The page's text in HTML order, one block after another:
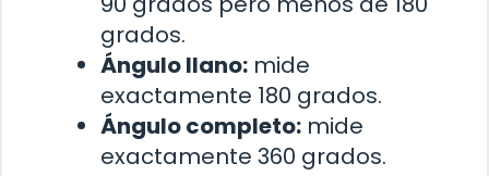
grados.
Ángulo llano: mide
exactamente 180 grados.
Ángulo completo: mide
exactamente 360 grados.